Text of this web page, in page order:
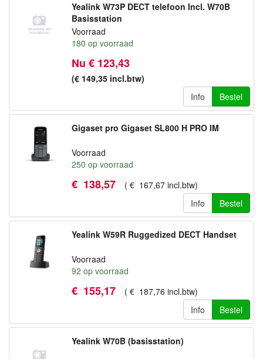
Yealink W73P DECT telefoon Incl. W70B
Basisstation
Voorraad
180 op voorraad
Nu € 123,43
(€ 149,35 incl.btw)
Info
Bestel
Gigaset pro Gigaset SL800 H PRO IM
Voorraad
250 op voorraad
€ 138,57 ( € 167,67 incl.btw)
Info
Bestel
Yealink W59R Ruggedized DECT Handset
Voorraad
92 op voorraad
€ 155,17 ( € 187,76 incl.btw)
Info
Bestel
Yealink W70B (basisstation)